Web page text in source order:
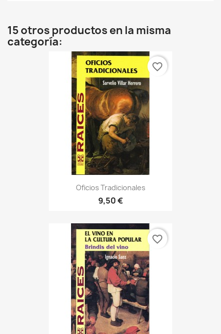
15 otros productos en la misma
categoría:
Oficios Tradicionales
9,50 €
favorite_border
favorite_border